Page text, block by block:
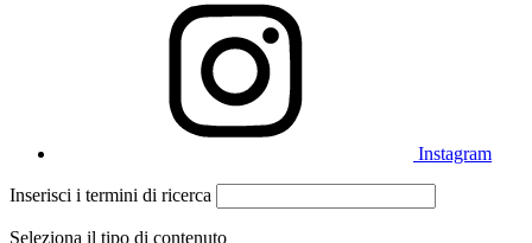
Instagram
Inserisci i termini di ricerca
Seleziona il tipo di contenuto